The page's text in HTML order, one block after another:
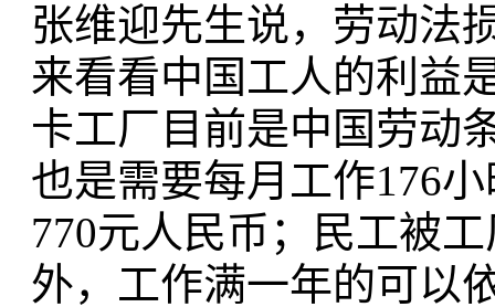
张维迎先生说，劳动法
来看看中国工人的利益
卡工厂目前是中国劳动
也是需要每月工作176
770元人民币；民工被
外，工作满一年的可以